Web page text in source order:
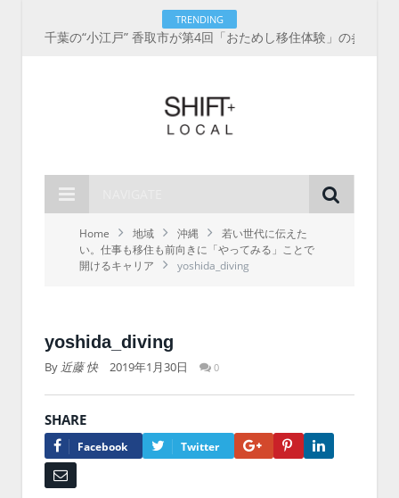
TRENDING
Home 地域 沖縄
若い世代に伝えた
い。仕事も移住も前向きに「やってみる」ことで
開けるキャリア
yoshida_diving
yoshida_diving
By 近藤 快 2019年1月30日 0
SHARE
Facebook Twitter Google+Pinterest